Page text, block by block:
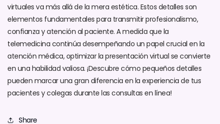
virtuales va más allá de la mera estética. Estos detalles son
elementos fundamentales para transmitir profesionalismo,
confianza y atención al paciente. A medida que la
telemedicina continúa desempeñando un papel crucial en la
atención médica, optimizar la presentación virtual se convierte
en una habilidad valiosa. ¡Descubre cómo pequeños detalles
pueden marcar una gran diferencia en la experiencia de tus
pacientes y colegas durante las consultas en línea!
Share